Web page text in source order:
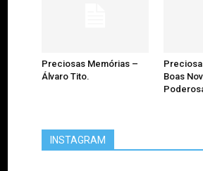
Preciosas Memórias –
Álvaro Tito.
Boas
INSTAGRAM